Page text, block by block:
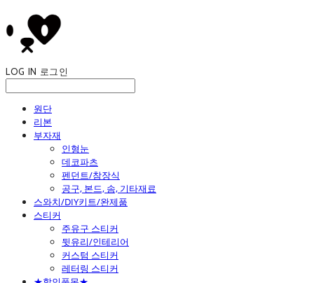
LOG IN 로그인
원단
리본
부자재
인형눈
데코파츠
펜던트/참장식
공구, 본드, 솜, 기타재료
스와치/DIY키트/완제품
스티커
주유구 스티커
뒷유리/인테리어
커스텀 스티커
레터링 스티커